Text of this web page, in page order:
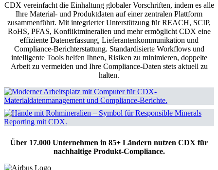
CDX vereinfacht die Einhaltung globaler Vorschriften, indem es alle
Ihre Material- und Produktdaten auf einer zentralen Plattform
zusammenführt. Mit integrierter Unterstützung für REACH, SCIP,
RoHS, PFAS, Konfliktmineralien und mehr ermöglicht CDX eine
effiziente Datenerfassung, Lieferantenkommunikation und
Compliance-Berichterstattung. Standardisierte Workflows und
intelligente Tools helfen Ihnen, Risiken zu minimieren, doppelte
Arbeit zu vermeiden und Ihre Compliance-Daten stets aktuell zu
halten.
Materialdaten-Reporting
Bleiben Sie mit CDX bei der
Materialdatenberichterstattung globalen Vorschriften wie
REACH, SCIP und RoHS immer einen Schritt voraus.
Sammeln, validieren und teilen Sie Materialdaten mühelos
über Ihre gesamte Lieferkette hinweg. Unsere
fortschrittlichen Funktionen sorgen für Compliance,
CDX Materialdaten-Reporting erkunden
Responsible Minerals Reporting
Übernehmen Sie die Kontrolle über Ihre
Konfliktmineralien-Compliance. Mit unserer Responsible
Minerals Reporting Lösung erfüllen Sie die
Anforderungen der EU Conflict Minerals Regulation und
Umsetzung Ihrer Sorgfaltspflichten und stärkt nachhaltige
Beschaffung entlang der Lieferketten.
Über 17.000 Unternehmen in 85+ Ländern nutzen CDX für
nachhaltige Produkt-Compliance.